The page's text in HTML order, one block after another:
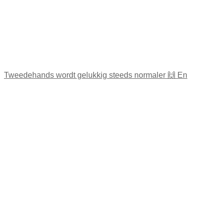
Tweedehands wordt gelukkig steeds normaler 🙌 En